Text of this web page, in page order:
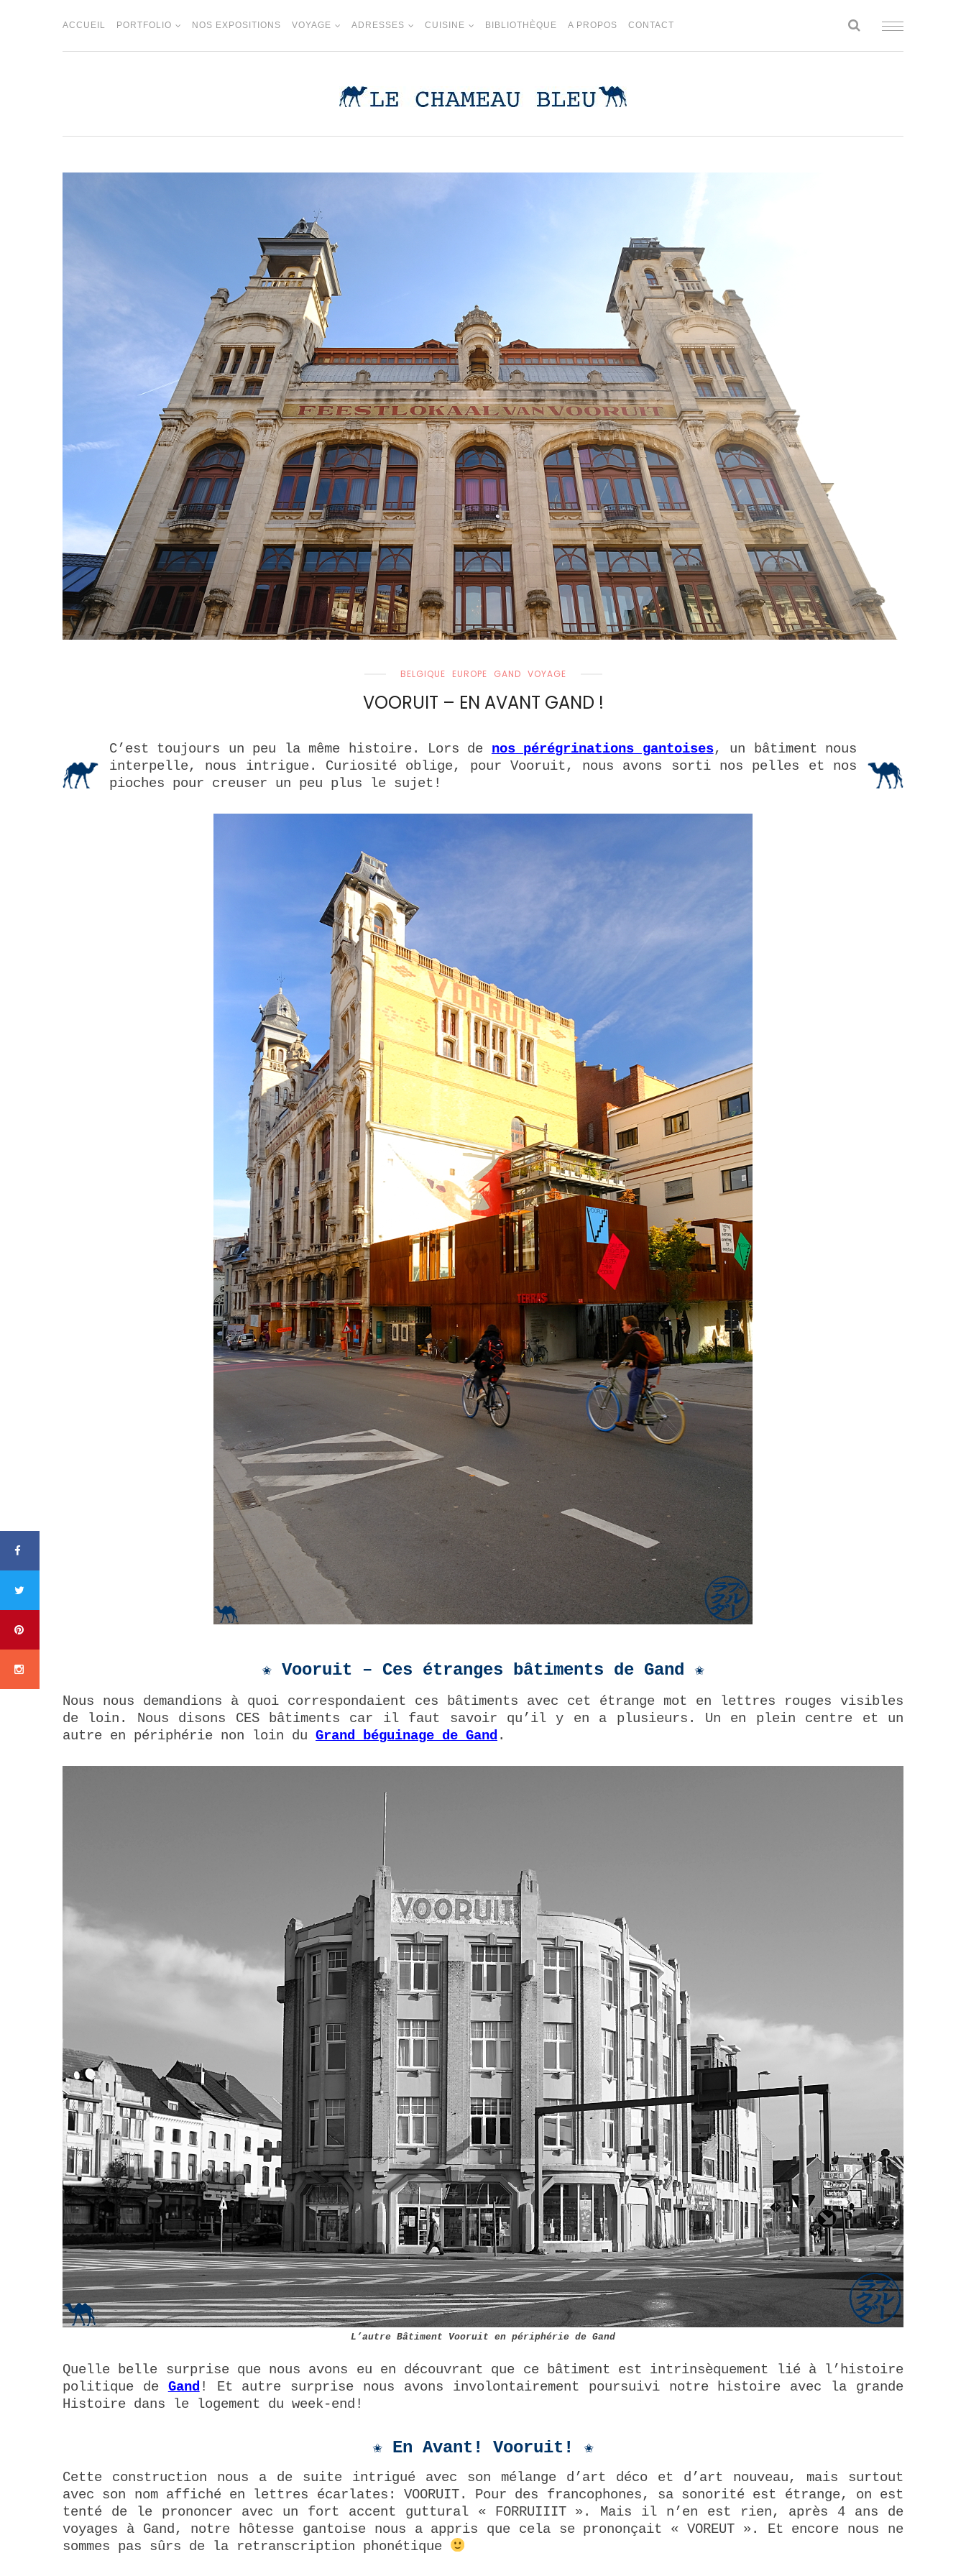
ACCUEIL PORTFOLIO NOS EXPOSITIONS VOYAGE ADRESSES CUISINE BIBLIOTHÈQUE A PROPOS CONTACT
BELGIQUE EUROPE GAND VOYAGE
VOORUIT – EN AVANT GAND !
C’est toujours un peu la même histoire. Lors de nos pérégrinations gantoises, un bâtiment nous
interpelle, nous intrigue. Curiosité oblige, pour Vooruit, nous avons sorti nos pelles et nos
pioches pour creuser un peu plus le sujet!
✬ Vooruit – Ces étranges bâtiments de Gand ✬
Nous nous demandions à quoi correspondaient ces bâtiments avec cet étrange mot en lettres rouges visibles
de loin. Nous disons CES bâtiments car il faut savoir qu’il y en a plusieurs. Un en plein centre et un
autre en périphérie non loin du Grand béguinage de Gand .
L’autre Bâtiment Vooruit en périphérie de Gand
Quelle belle surprise que nous avons eu en découvrant que ce bâtiment est intrinsèquement lié à l’histoire
politique de Gand ! Et autre surprise nous avons involontairement poursuivi notre histoire avec la grande
Histoire dans le logement du week-end!
✬ En Avant! Vooruit! ✬
Cette construction nous a de suite intrigué avec son mélange d’art déco et d’art nouveau, mais surtout
avec son nom affiché en lettres écarlates: VOORUIT. Pour des francophones, sa sonorité est étrange, on est
tenté de le prononcer avec un fort accent guttural « FORRUIIIT ». Mais il n’en est rien, après 4 ans de
voyages à Gand, notre hôtesse gantoise nous a appris que cela se prononçait « VOREUT ». Et encore nous ne
sommes pas sûrs de la retranscription phonétique